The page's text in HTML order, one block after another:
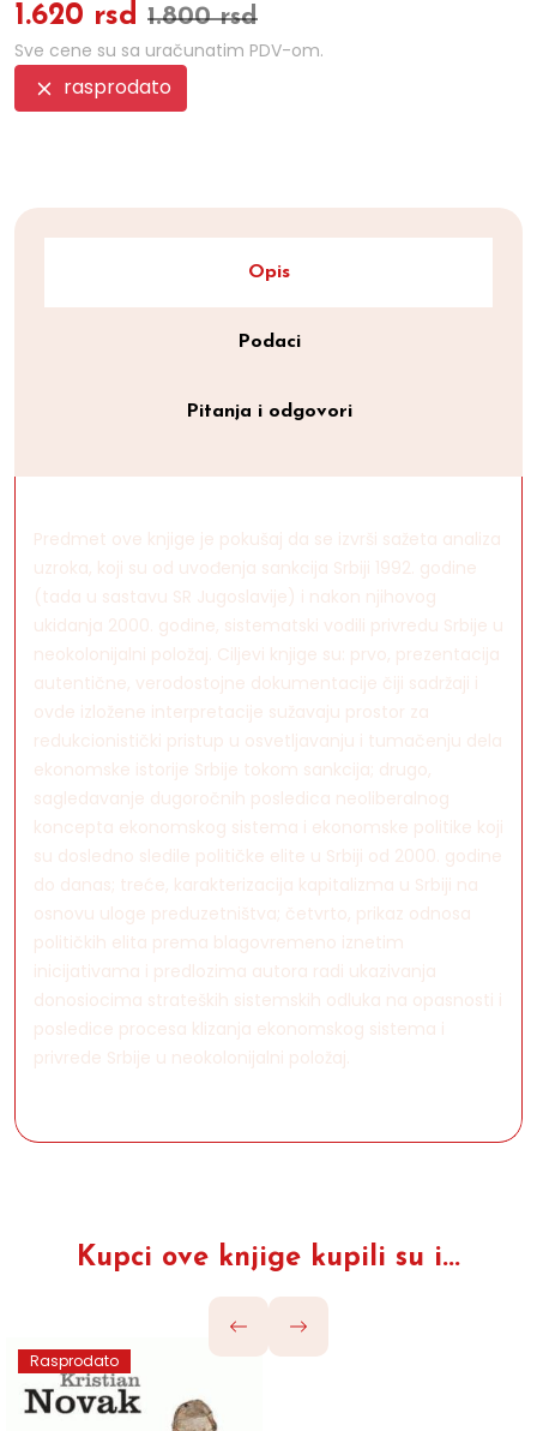
1.620 rsd 1.800 rsd
Sve cene su sa uračunatim PDV-om.
rasprodato
Opis
Podaci
Pitanja i odgovori
Predmet ove knjige je pokušaj da se izvrši sažeta analiza
uzroka, koji su od uvođenja sankcija Srbiji 1992. godine
(tada u sastavu SR Jugoslavije) i nakon njihovog
ukidanja 2000. godine, sistematski vodili privredu Srbije u
neokolonijalni položaj. Ciljevi knjige su: prvo, prezentacija
autentične, verodostojne dokumentacije čiji sadržaji i
ovde izložene interpretacije sužavaju prostor za
redukcionistički pristup u osvetljavanju i tumačenju dela
ekonomske istorije Srbije tokom sankcija; drugo,
sagledavanje dugoročnih posledica neoliberalnog
koncepta ekonomskog sistema i ekonomske politike koji
su dosledno sledile političke elite u Srbiji od 2000. godine
do danas; treće, karakterizacija kapitalizma u Srbiji na
osnovu uloge preduzetništva; četvrto, prikaz odnosa
političkih elita prema blagovremeno iznetim
inicijativama i predlozima autora radi ukazivanja
donosiocima strateških sistemskih odluka na opasnosti i
posledice procesa klizanja ekonomskog sistema i
privrede Srbije u neokolonijalni položaj.
Kupci ove knjige kupili su i...
Rasprodato